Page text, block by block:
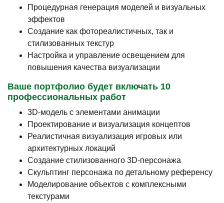
Процедурная генерация моделей и визуальных
эффектов
Создание как фотореалистичных, так и
стилизованных текстур
Настройка и управление освещением для
повышения качества визуализации
Ваше портфолио будет включать 10
профессиональных работ
3D-модель с элементами анимации
Проектирование и визуализация концептов
Реалистичная визуализация игровых или
архитектурных локаций
Создание стилизованного 3D-персонажа
Скульптинг персонажа по детальному референсу
Моделирование объектов с комплексными
текстурами